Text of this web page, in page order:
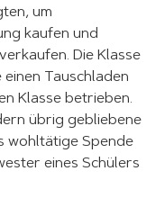
um
kaufen und
Die Klasse
Tauschladen
Klasse betrieben.
übrig gebliebene
wohltätige Spende
eines Schülers